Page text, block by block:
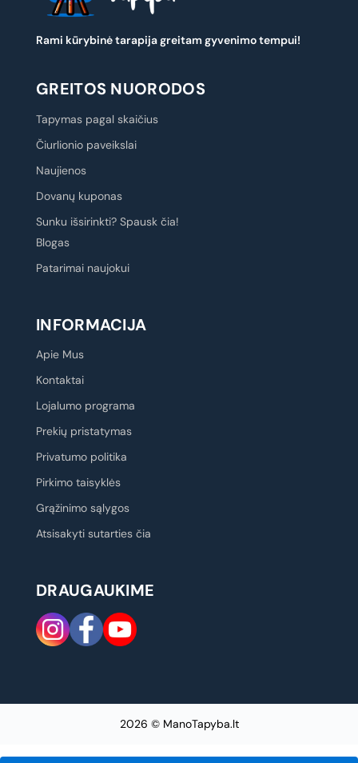
Rami kūrybinė tarapija greitam gyvenimo tempui!
GREITOS NUORODOS
Tapymas pagal skaičius
Čiurlionio paveikslai
Naujienos
Dovanų kuponas
Sunku išsirinkti? Spausk čia!
Blogas
Patarimai naujokui
INFORMACIJA
Apie Mus
Kontaktai
Lojalumo programa
Prekių pristatymas
Privatumo politika
Pirkimo taisyklės
Grąžinimo sąlygos
Atsisakyti sutarties čia
DRAUGAUKIME
2026 © ManoTapyba.lt